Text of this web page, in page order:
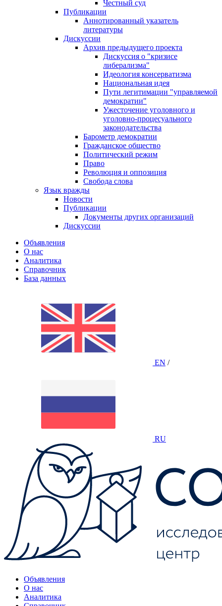
Честный суд
Публикации
Аннотированный указатель
литературы
Дискуссии
Архив предыдущего проекта
Дискуссия о "кризисе
либерализма"
Идеология консерватизма
Национальная идея
Пути легитимации "управляемой
демократии"
Ужесточение уголовного и
уголовно-процесуального
законодательства
Барометр демократии
Гражданское общество
Политический режим
Право
Революция и оппозиция
Свобода слова
Язык вражды
Новости
Публикации
Документы других организаций
Дискуссии
Объявления
О нас
Аналитика
Справочник
База данных
EN /
RU
Объявления
О нас
Аналитика